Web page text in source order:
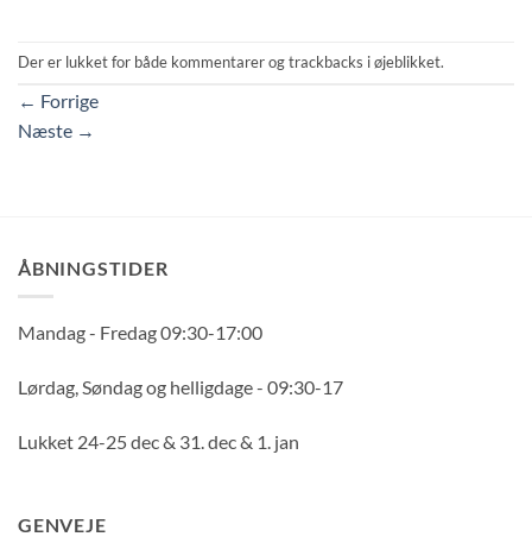
Der er lukket for både kommentarer og trackbacks i øjeblikket.
← Forrige
Næste →
ÅBNINGSTIDER
Mandag - Fredag 09:30-17:00
Lørdag, Søndag og helligdage - 09:30-17
Lukket 24-25 dec & 31. dec & 1. jan
GENVEJE